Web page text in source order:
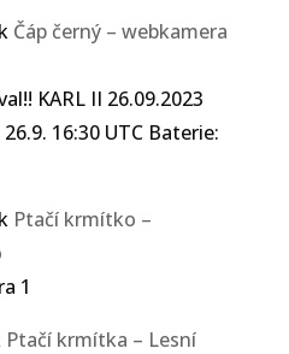
k Čáp černý – webkamera
KARL II 26.09.2023
16:30 UTC Baterie:
k Ptačí krmítko –
1
Ptačí krmítka – Lesní